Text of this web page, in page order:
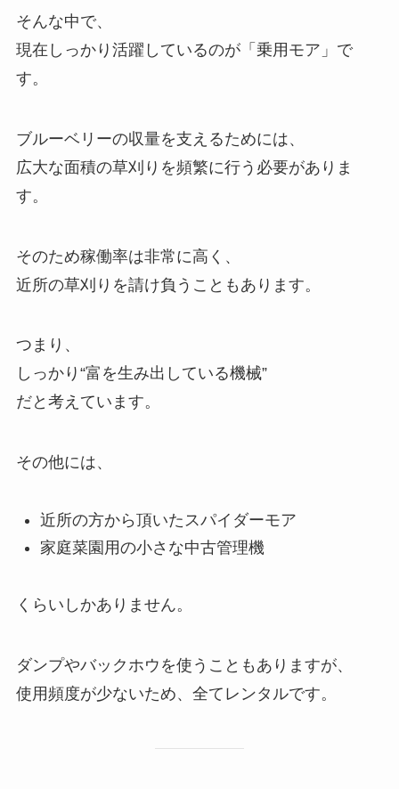
そんな中で、
現在しっかり活躍しているのが「乗用モア」で
す。
ブルーベリーの収量を支えるためには、
広大な面積の草刈りを頻繁に行う必要がありま
す。
そのため稼働率は非常に高く、
近所の草刈りを請け負うこともあります。
つまり、
しっかり“富を生み出している機械”
だと考えています。
その他には、
近所の方から頂いたスパイダーモア
家庭菜園用の小さな中古管理機
くらいしかありません。
ダンプやバックホウを使うこともありますが、
使用頻度が少ないため、全てレンタルです。